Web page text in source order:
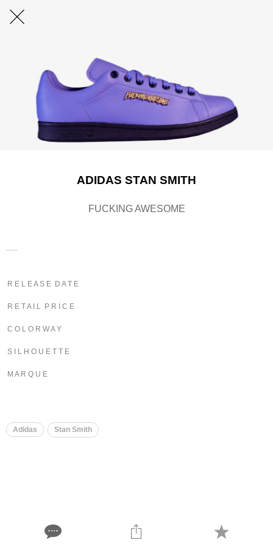
ADIDAS STAN SMITH
FUCKING AWESOME
R E L E A S E D A T E
R E T A I L P R I C E
C O L O R W A Y
S I L H O U E T T E
M A R Q U E
Adidas Stan Smith